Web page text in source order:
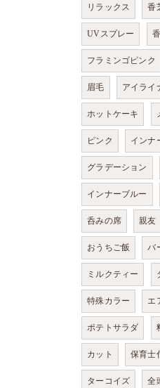
リラックス 香
UVスプレー
フラミンゴピンク
眉毛 アイライ
ホットケーキ
ピンク インナ
グラデーション
インナーブルー
呑みの席 親友
おうちご飯 バ
ミルクティー
特殊カラー エ
ポテトサラダ
カット 保育士
ターコイズ 全